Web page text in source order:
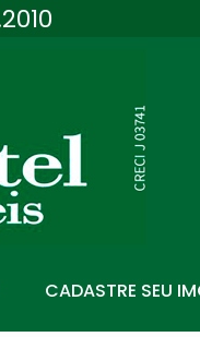
CADASTRE SEU